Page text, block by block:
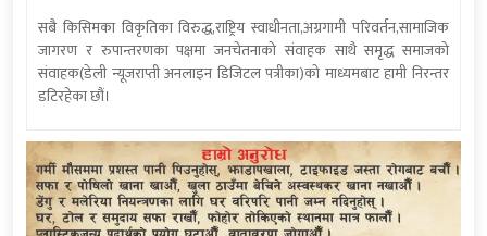
सबै किसिमका विकृतिका विरुद्ध,राष्ट्रिय स्वाधीनता,अग्रगामी परिवर्तन,सामाजिक
जागरण र रुपान्तरणका पक्षमा जनचेतनाको संवाहक साथै समृद्ध समाजको
संवाहक(डेली न्यूजराप्ती अनलाइन डिजिटल पत्रीका)को माध्यमबाट हामी निरन्तर
डटिरहेका छौं।